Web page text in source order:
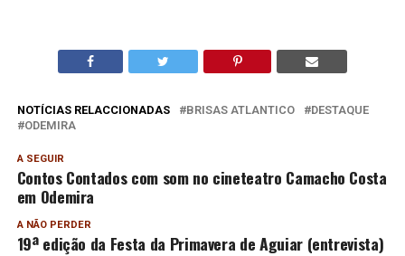
NOTÍCIAS RELACCIONADAS BRISAS ATLANTICO
DESTAQUE
ODEMIRA
A SEGUIR
Contos Contados com som no cineteatro Camacho Costa
em Odemira
A NÃO PERDER
19ª edição da Festa da Primavera de Aguiar (entrevista)